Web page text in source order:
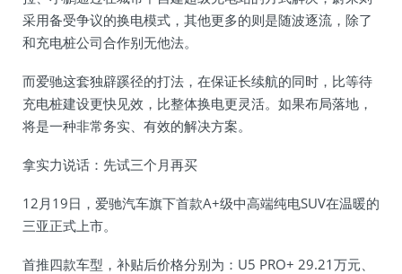
采用备受争议的换电模式，其他更多的则是随波逐流，除了
和充电桩公司合作别无他法。
而爱驰这套独辟蹊径的打法，在保证长续航的同时，比等待
充电桩建设更快见效，比整体换电更灵活。如果布局落地，
将是一种非常务实、有效的解决方案。
拿实力说话：先试三个月再买
12月19日，爱驰汽车旗下首款A+级中高端纯电SUV在温暖的
三亚正式上市。
首推四款车型，补贴后价格分别为：U5 PRO+ 29.21万元、